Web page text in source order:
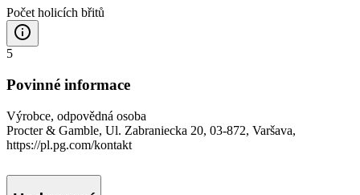
Počet holicích břitů
5
Povinné informace
Výrobce, odpovědná osoba
Procter & Gamble, Ul. Zabraniecka 20, 03-872, Varšava,
https://pl.pg.com/kontakt